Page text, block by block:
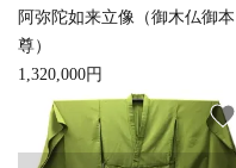
阿弥陀如来立像（御木仏御本
尊）
1,320,000円
favorite